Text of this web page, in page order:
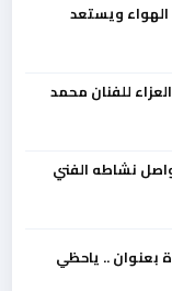
ويستعد
للفنان محمد
نشاطه الفني
بعنوان .. ياحظي